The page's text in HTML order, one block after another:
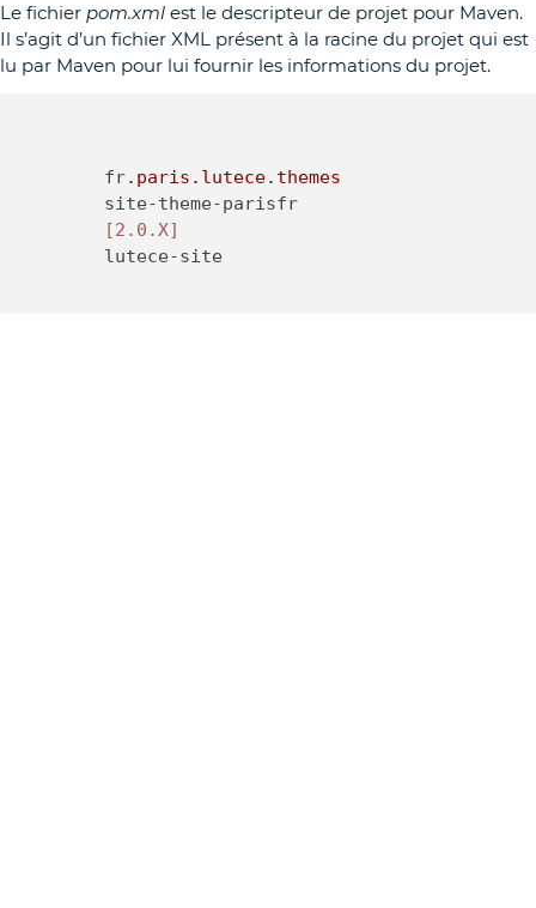
Le fichier pom.xml est le descripteur de projet pour Maven.
Il s’agit d’un fichier XML présent à la racine du projet qui est
lu par Maven pour lui fournir les informations du projet.
	fr
.paris .lutece.themes
[2.0.X]